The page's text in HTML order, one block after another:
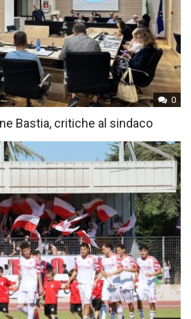
0
Bastia, critiche al sindaco